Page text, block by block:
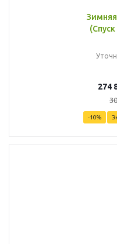
Зимняя
274
-10%